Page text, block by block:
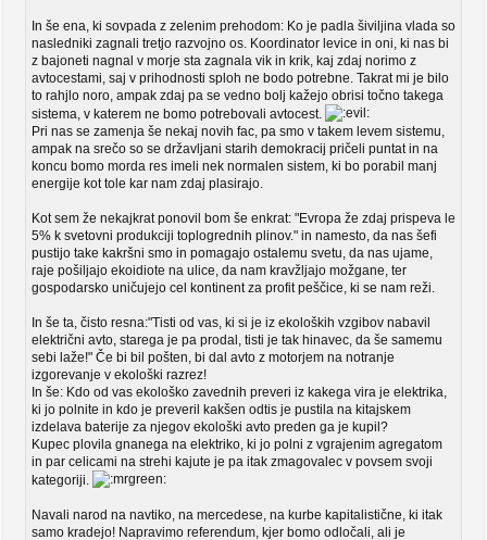
In še ena, ki sovpada z zelenim prehodom: Ko je padla šiviljina vlada so
nasledniki zagnali tretjo razvojno os. Koordinator levice in oni, ki nas bi
z bajoneti nagnal v morje sta zagnala vik in krik, kaj zdaj norimo z
avtocestami, saj v prihodnosti sploh ne bodo potrebne. Takrat mi je bilo
to rahjlo noro, ampak zdaj pa se vedno bolj kažejo obrisi točno takega
sistema, v katerem ne bomo potrebovali avtocest.
Pri nas se zamenja še nekaj novih fac, pa smo v takem levem sistemu,
ampak na srečo so se državljani starih demokracij pričeli puntat in na
koncu bomo morda res imeli nek normalen sistem, ki bo porabil manj
energije kot tole kar nam zdaj plasirajo.
Kot sem že nekajkrat ponovil bom še enkrat: "Evropa že zdaj prispeva le
5% k svetovni produkciji toplogrednih plinov." in namesto, da nas šefi
pustijo take kakršni smo in pomagajo ostalemu svetu, da nas ujame,
raje pošiljajo ekoidiote na ulice, da nam kravžljajo možgane, ter
gospodarsko uničujejo cel kontinent za profit peščice, ki se nam reži.
In še ta, čisto resna:"Tisti od vas, ki si je iz ekoloških vzgibov nabavil
električni avto, starega je pa prodal, tisti je tak hinavec, da še samemu
sebi laže!" Če bi bil pošten, bi dal avto z motorjem na notranje
izgorevanje v ekološki razrez!
In še: Kdo od vas ekološko zavednih preveri iz kakega vira je elektrika,
ki jo polnite in kdo je preveril kakšen odtis je pustila na kitajskem
izdelava baterije za njegov ekološki avto preden ga je kupil?
Kupec plovila gnanega na elektriko, ki jo polni z vgrajenim agregatom
in par celicami na strehi kajute je pa itak zmagovalec v povsem svoji
kategoriji.
Navali narod na navtiko, na mercedese, na kurbe kapitalistične, ki itak
samo kradejo! Napravimo referendum, kjer bomo odločali, ali je